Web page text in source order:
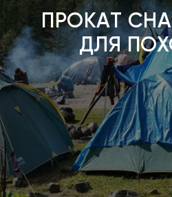
ПРОКАТ
ДЛЯ